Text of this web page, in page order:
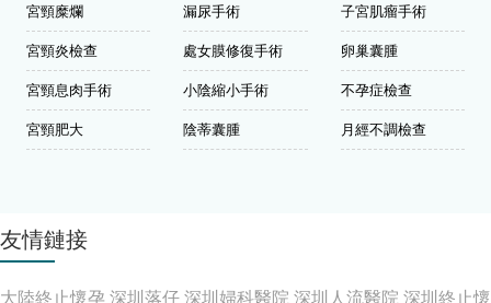
宮頸糜爛
宮頸炎檢查
宮頸息肉手術
宮頸肥大
漏尿手術
處女膜修復手術
小陰縮小手術
陰蒂囊腫
子宮肌瘤手術
卵巢囊腫
不孕症檢查
月經不調檢查
友情鏈接
大陸終止懷孕 深圳落仔深圳婦科醫院 深圳人流醫院 深圳終止懷